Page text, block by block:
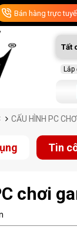
Bán hàng trực
CẤU HÌNH PC
Tin
chơi